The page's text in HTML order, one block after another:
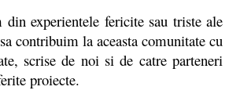
experientele fericite sau triste ale
contribuim la aceasta comunitate cu
scrise de noi si de catre parteneri
proiecte.